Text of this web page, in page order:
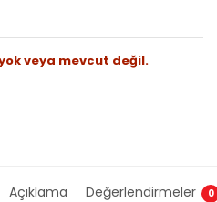
veya mevcut değil.
Açıklama Değerlendirmeler 0